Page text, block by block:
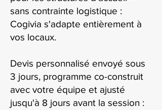
sans contrainte logistique :
Cogivia s'adapte entièrement à
vos locaux.
Devis personnalisé envoyé sous
3 jours, programme co-construit
avec votre équipe et ajusté
jusqu'à 8 jours avant la session :